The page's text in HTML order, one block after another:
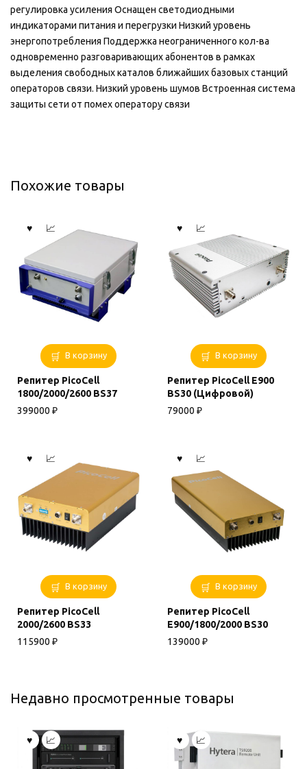
регулировка усиления Оснащен светодиодными
индикаторами питания и перегрузки Низкий уровень
энергопотребления Поддержка неограниченного кол-ва
одновременно разговаривающих абонентов в рамках
выделения свободных каталов ближайших базовых станций
операторов связи. Низкий уровень шумов Встроенная система
защиты сети от помех оператору связи
Похожие товары
В корзину
Репитер PicoCell
1800/2000/2600 BS37
399000 ₽
В корзину
Репитер PicoCell E900
BS30 (Цифровой)
79000 ₽
В корзину
Репитер PicoCell
2000/2600 BS33
115900 ₽
В корзину
Репитер PicoCell
E900/1800/2000 BS30
139000 ₽
Недавно просмотренные товары